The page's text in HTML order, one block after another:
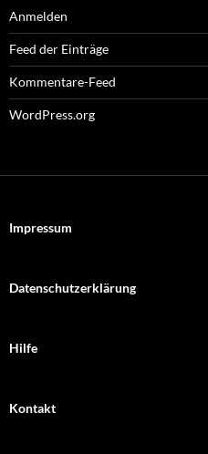
Anmelden
Feed der Einträge
Kommentare-Feed
WordPress.org
Impressum
Datenschutzerklärung
Hilfe
Kontakt